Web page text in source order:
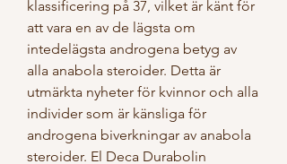
klassificering på 37, vilket är känt för
att vara en av de lägsta om
intedelägsta androgena betyg av
alla anabola steroider. Detta är
utmärkta nyheter för kvinnor och alla
individer som är känsliga för
androgena biverkningar av anabola
steroider. El Deca Durabolin